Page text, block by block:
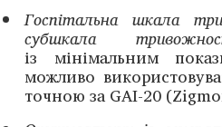
Госпітальна шкала
субшкала
із мінімальним
можливо
точною за GAI-20